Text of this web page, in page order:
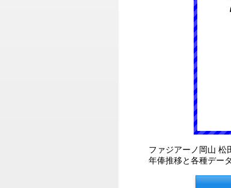
ファジアーノ岡山 松
年俸推移と各種デー